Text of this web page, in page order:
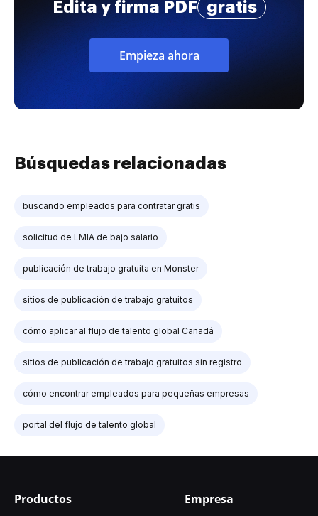
Edita y firma PDF gratis
Empieza ahora
Búsquedas relacionadas
buscando empleados para contratar gratis
solicitud de LMIA de bajo salario
publicación de trabajo gratuita en Monster
sitios de publicación de trabajo gratuitos
cómo aplicar al flujo de talento global Canadá
sitios de publicación de trabajo gratuitos sin registro
cómo encontrar empleados para pequeñas empresas
portal del flujo de talento global
Productos Empresa